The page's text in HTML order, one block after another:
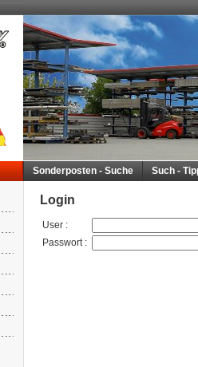
Sonderposten - Suche Such -
Login
User :
Passwort: